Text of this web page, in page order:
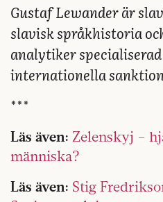
Gustaf Lewander är
slavisk språkhistoria
analytiker
internationella
***
Läs även: Zelenskyj –
människa?
Läs även: Stig